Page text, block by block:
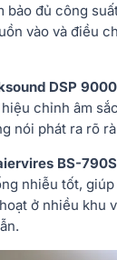
bảo đủ công
vào và điều
DSP
chỉnh âm
nói phát ra rõ
BS-
nhiễu tốt,
ở nhiều khu